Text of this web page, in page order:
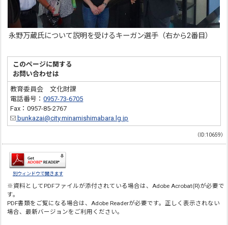
永野万蔵氏について説明を受けるキーガン選手（右から2番目）
このページに関する
お問い合わせは
教育委員会 文化財課
電話番号：0957-73-6705
Fax：0957-85-2767
bunkazai@city.minamishimabara.lg.jp
（ID:10659）
別ウィンドウで開きます
※資料としてPDFファイルが添付されている場合は、Adobe Acrobat(R)が必要で
す。
PDF書類をご覧になる場合は、Adobe Readerが必要です。正しく表示されない
場合、最新バージョンをご利用ください。